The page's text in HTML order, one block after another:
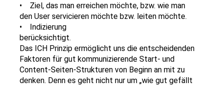
• Ziel, das man erreichen möchte, bzw. wie man
den User servicieren möchte bzw. leiten möchte.
• Indizierung
berücksichtigt.
Das ICH Prinzip ermöglicht uns die entscheidenden
Faktoren für gut kommunizierende Start- und
Content-Seiten-Strukturen von Beginn an mit zu
denken. Denn es geht nicht nur um „wie gut gefällt